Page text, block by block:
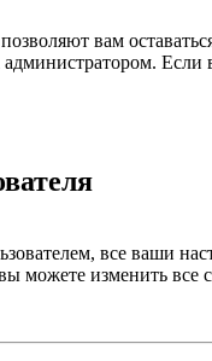
вам
все ваши
можете изменить все